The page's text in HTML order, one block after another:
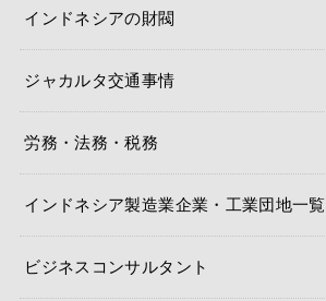
インドネシアの財閥
ジャカルタ交通事情
労務・法務・税務
インドネシア製造業企業・工業団地一覧
ビジネスコンサルタント